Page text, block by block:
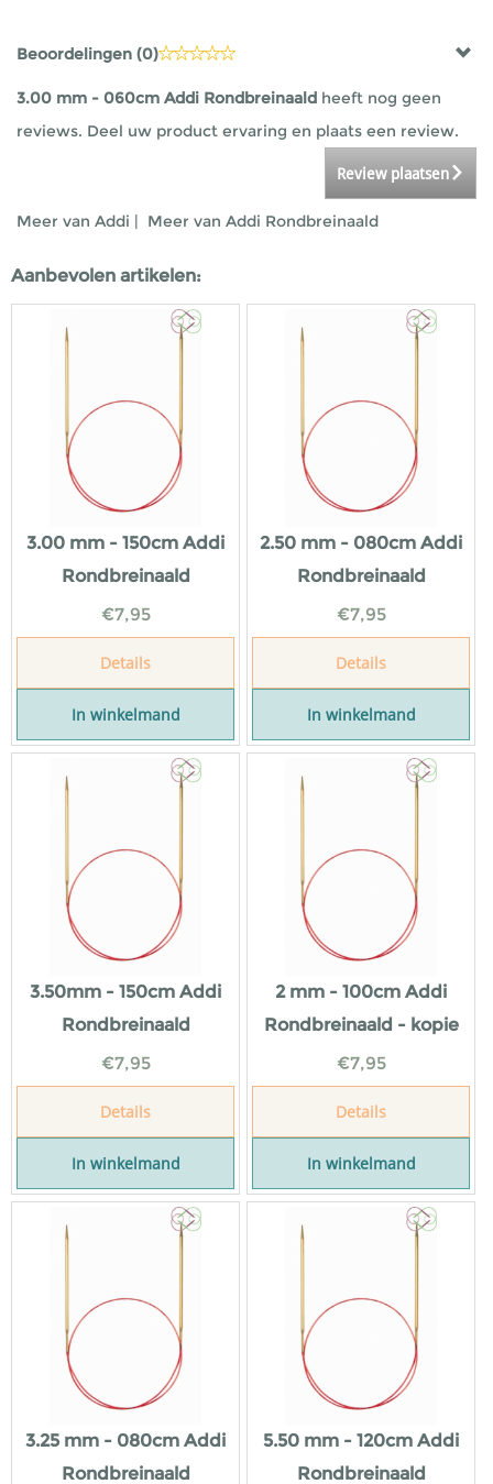
Beoordelingen (0)
3.00 mm - 060cm Addi Rondbreinaald heeft nog geen
reviews. Deel uw product ervaring en plaats een review.
Review plaatsen
Meer van Addi | Meer van Addi Rondbreinaald
Aanbevolen artikelen:
3.00 mm - 150cm Addi
Rondbreinaald
€7,95
Details
In winkelmand
2.50 mm - 080cm Addi
Rondbreinaald
€7,95
Details
In winkelmand
3.50mm - 150cm Addi
Rondbreinaald
€7,95
Details
In winkelmand
2 mm - 100cm Addi
Rondbreinaald - kopie
€7,95
Details
In winkelmand
3.25 mm - 080cm Addi
Rondbreinaald
5.50 mm - 120cm Addi
Rondbreinaald